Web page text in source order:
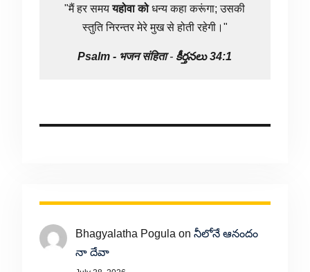
"मैं हर समययहोवा कोधन्य कहा करूंगा; उसकी
स्तुति निरन्तर मेरे मुख से होती रहेगी।"
Psalm - भजन संहिता- కీర్తనలు 34:1
Bhagyalatha Pogula on నీలోనే ఆనందం
నా దేవా